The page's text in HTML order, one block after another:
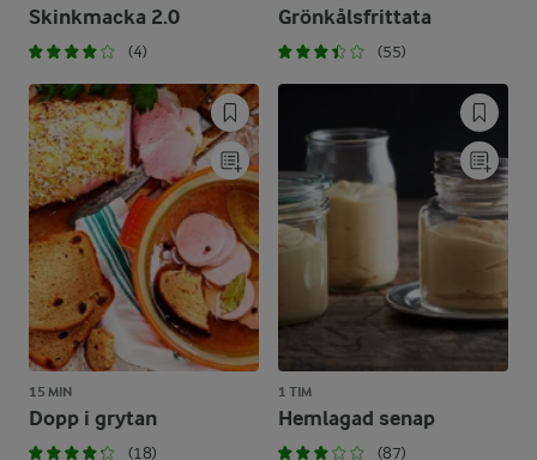
Skinkmacka 2.0
(4)
Grönkålsfrittata
(55)
15 MIN
Dopp i grytan
(18)
1 TIM
Hemlagad senap
(87)